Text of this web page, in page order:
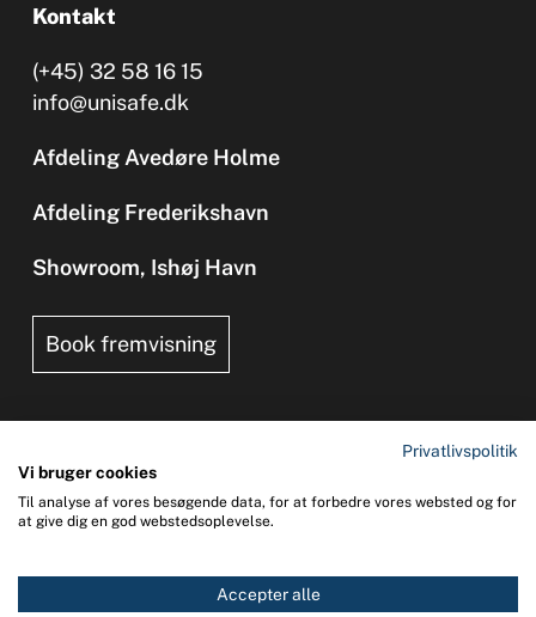
Kontakt
(+45) 32 58 16 15
info@unisafe.dk
Afdeling Avedøre Holme
Afdeling Frederikshavn
Showroom, Ishøj Havn
Book fremvisning
Copyright 2026 © UNI-SAFE Safety at Sea
CVR: 65015013
Privatlivspolitik
Vi bruger cookies
Til analyse af vores besøgende data, for at forbedre vores websted og for
at give dig en god webstedsoplevelse.
Accepter alle